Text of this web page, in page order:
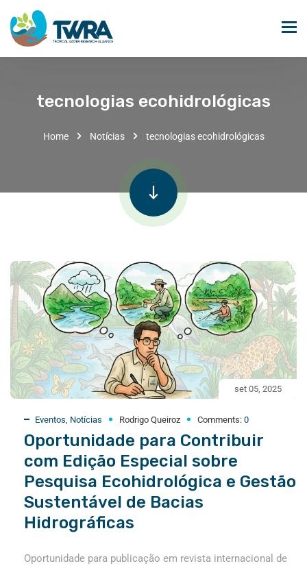
tecnologias ecohidrológicas
Home Notícias tecnologias ecohidrológicas
set 05, 2025
Eventos Notícias Rodrigo Queiroz Comments: 0
Oportunidade para Contribuir
com Edição Especial sobre
Pesquisa Ecohidrológica e Gestão
Sustentável de Bacias
Hidrográficas
Oportunidade para publicação em revista internacional de